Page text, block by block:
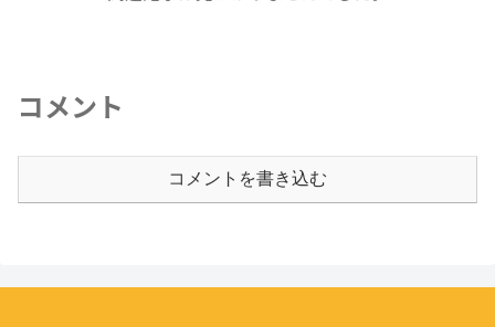
コメント
コメントを書き込む